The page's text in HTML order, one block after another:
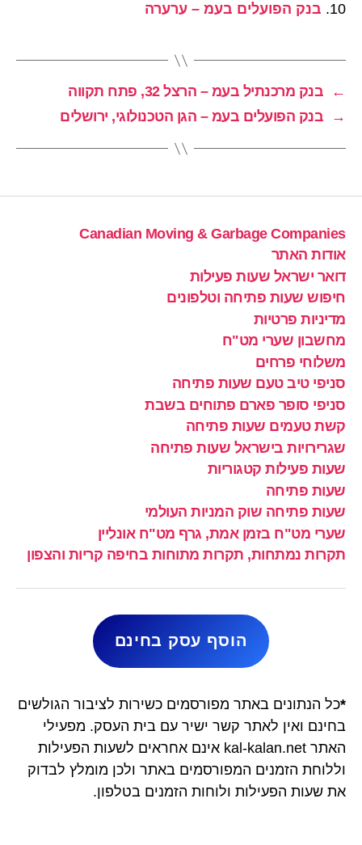
בנק הפועלים בעמ – ערערה
←
בנק מרכנתיל בעמ – הרצל 32, פתח תקווה
→
בנק הפועלים בעמ – הגן הטכנולוגי, ירושלים
Canadian Moving & Garbage Companies
אודות האתר
דואר ישראל שעות פעילות
חיפוש שעות פתיחה וטלפונים
מדיניות פרטיות
מחשבון שערי מט"ח
משלוחי פרחים
סניפי טיב טעם שעות פתיחה
סניפי סופר פארם פתוחים בשבת
קשת טעמים שעות פתיחה
שגרירויות בישראל שעות פתיחה
שעות פעילות קטגוריות
שעות פתיחה
שעות פתיחה שוק המניות העולמי
שערי מט"ח בזמן אמת, גרף מט"ח אונליין
תקרות נמתחות, תקרות מתוחות בחיפה קריות והצפון
הוסף עסק בחינם
*כל הנתונים באתר מפורסמים כשירות לציבור הגולשים
בחינם ואין לאתר קשר ישיר עם בית העסק. מפעילי
האתר kal-kalan.net אינם אחראים לשעות הפעילות
וללוחת הזמנים המפורסמים באתר ולכן מומלץ לבדוק
את שעות הפעילות ולוחות הזמנים בטלפון.